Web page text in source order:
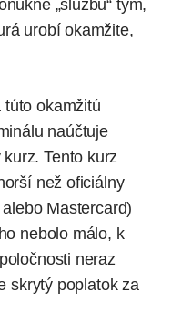
„službu“ tým,
urobí okamžite,
túto okamžitú
naúčtuje
Tento kurz
než oficiálny
Mastercard)
nebolo málo, k
neraz
skrytý poplatok za